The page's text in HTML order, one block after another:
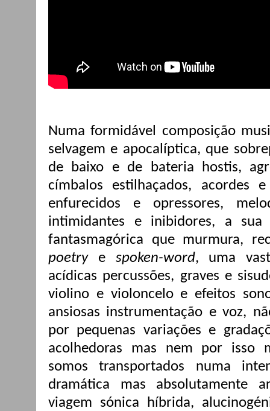
Numa formidável composição
selvagem e apocalíptica, que
de baixo e de bateria hostis,
címbalos estilhaçados, acordes
enfurecidos e opressores,
intimidantes e inibidores, a sua
fantasmagórica que murmura,
poetrye spoken-word, uma
acídicas percussões, graves e
violino e violoncelo e efeitos
ansiosas instrumentação e voz,
por pequenas variações e
acolhedoras mas nem por isso
somos transportados numa
dramática mas absolutamente
viagem sónica híbrida,